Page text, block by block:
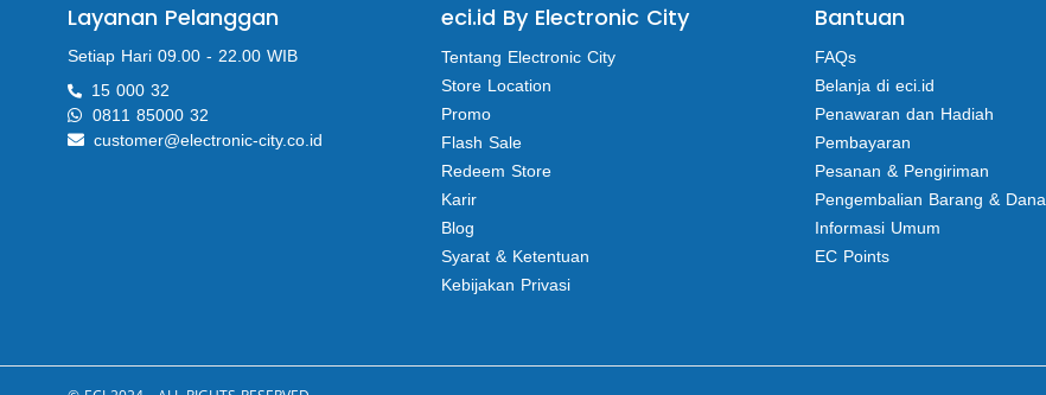
Layanan Pelanggan
Setiap Hari 09.00 - 22.00 WIB
15 000 32
0811 85000 32
customer@electronic-city.co.id
eci.id By Electronic City
Tentang Electronic City
Store Location
Promo
Flash Sale
Redeem Store
Karir
Blog
Syarat & Ketentuan
Kebijakan Privasi
Bantuan
FAQs
Belanja di eci.id
Penawaran dan Hadiah
Pembayaran
Pesanan & Pengiriman
Pengembalian Barang & Dana
Informasi Umum
EC Points